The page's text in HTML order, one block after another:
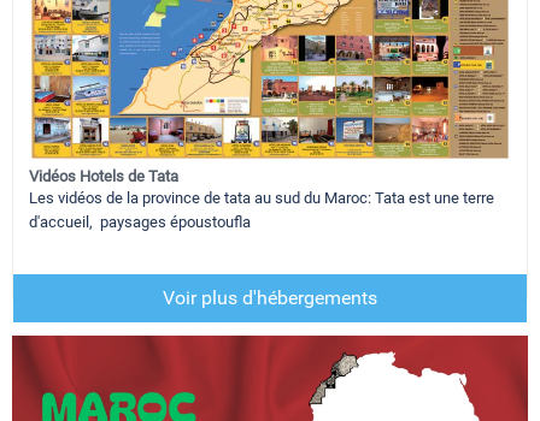
Vidéos Hotels de Tata
Les vidéos de la province de tata au sud du Maroc: Tata est une terre
d'accueil, paysages époustoufla
Voir plus d'hébergements